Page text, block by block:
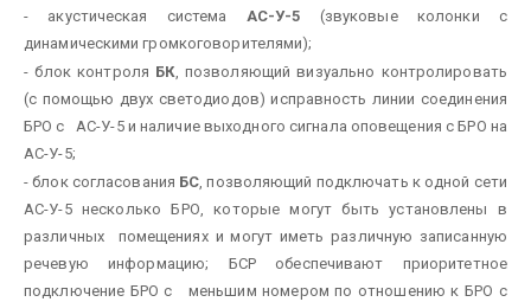
- акустическая система АС-У-5 (звуковые колонки с
динамическими громкоговорителями);
- блок контроля БК , позволяющий визуально контролировать
(с помощью двух светодиодов) исправность линии соединения
БРО с АС-У-5 и наличие выходного сигнала оповещения с БРО на
АС-У-5;
- блок согласования БС , позволяющий подключать к одной сети
АС-У-5 несколько БРО, которые могут быть установлены в
различных помещениях и могут иметь различную записанную
речевую информацию; БСР обеспечивают приоритетное
подключение БРО с меньшим номером по отношению к БРО с